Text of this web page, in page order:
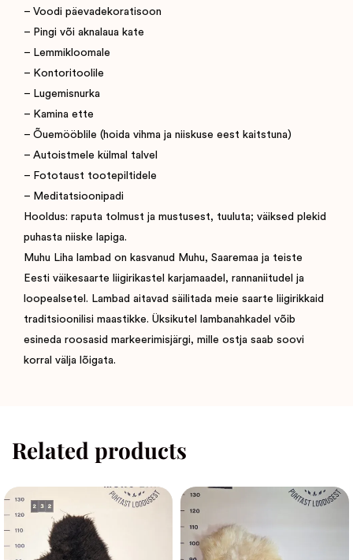
– Voodi päevadekoratisoon
– Pingi või aknalaua kate
– Lemmikloomale
– Kontoritoolile
– Lugemisnurka
– Kamina ette
– Õuemööblile (hoida vihma ja niiskuse eest kaitstuna)
– Autoistmele külmal talvel
– Fototaust tootepiltidele
– Meditatsioonipadi
Hooldus: raputa tolmust ja mustusest, tuuluta; väiksed plekid
puhasta niiske lapiga.
Muhu Liha lambad on kasvanud Muhu, Saaremaa ja teiste
Eesti väikesaarte liigirikastel karjamaadel, rannaniitudel ja
loopealsetel. Lambad aitavad säilitada meie saarte liigirikkaid
traditsioonilisi maastikke. Üksikutel lambanahkadel võib
esineda roosasid markeerimisjärgi, mille ostja saab soovi
korral välja lõigata.
Related products